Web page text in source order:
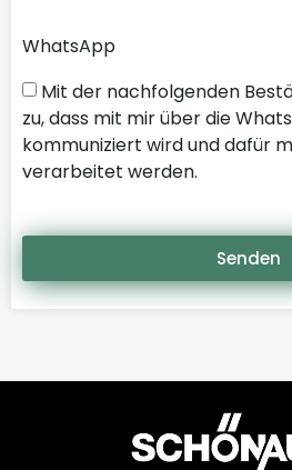
WhatsApp
Mit der nachfolgenden
zu, dass mit mir über die
kommuniziert wird und dafür
verarbeitet werden.
Senden